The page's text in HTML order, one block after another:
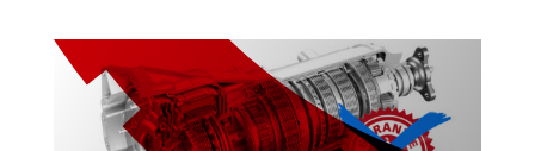
Boites Automatiques
Technique Boîtes